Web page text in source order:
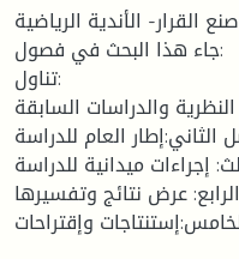
القرار- الأندية الرياضية
جاء هذا البحث في فصول:
تناول:
والدراسات السابقة.
الثاني:إطار العام للدراسة.
إجراءات ميدانية للدراسة.
عرض نتائج وتفسيرها
وإقتراحات.